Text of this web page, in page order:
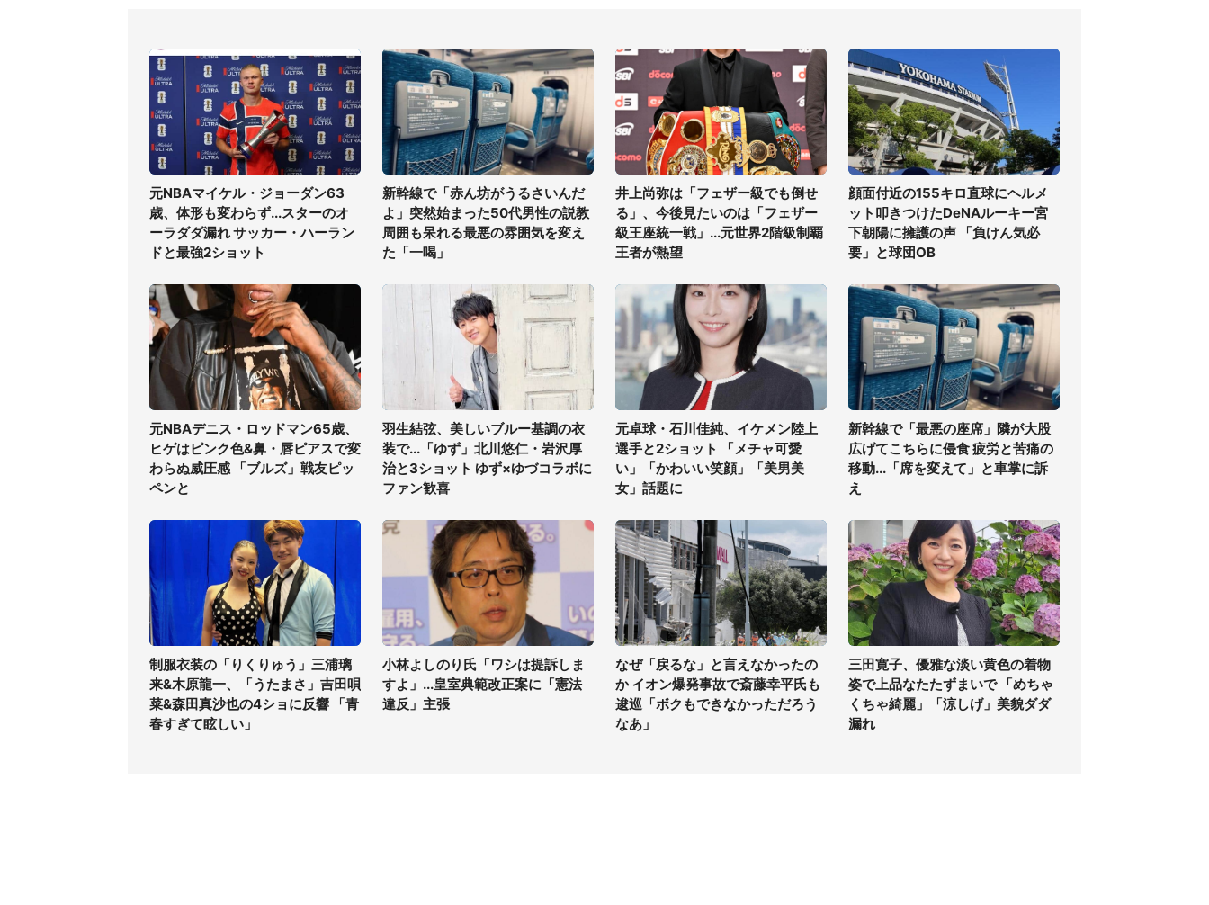
元NBAマイケル・ジョーダン63
歳、体形も変わらず...スターのオ
ーラダダ漏れ サッカー・ハーラン
ドと最強2ショット
新幹線で「赤ん坊がうるさいんだ
よ」突然始まった50代男性の説教
周囲も呆れる最悪の雰囲気を変え
た「一喝」
井上尚弥は「フェザー級でも倒せ
る」、今後見たいのは「フェザー
級王座統一戦」...元世界2階級制覇
王者が熱望
顔面付近の155キロ直球にヘルメ
ット叩きつけたDeNAルーキー宮
下朝陽に擁護の声 「負けん気必
要」と球団OB
元NBAデニス・ロッドマン65歳、
ヒゲはピンク色&鼻・唇ピアスで変
わらぬ威圧感 「ブルズ」戦友ピッ
ペンと
羽生結弦、美しいブルー基調の衣
装で...「ゆず」北川悠仁・岩沢厚
治と3ショット ゆず×ゆづコラボに
ファン歓喜
元卓球・石川佳純、イケメン陸上
選手と2ショット 「メチャ可愛
い」「かわいい笑顔」「美男美
女」話題に
新幹線で「最悪の座席」隣が大股
広げてこちらに侵食 疲労と苦痛の
移動...「席を変えて」と車掌に訴
え
制服衣装の「りくりゅう」三浦璃
来&木原龍一、「うたまさ」吉田唄
菜&森田真沙也の4ショに反響 「青
春すぎて眩しい」
小林よしのり氏「ワシは提訴しま
すよ」...皇室典範改正案に「憲法
違反」主張
なぜ「戻るな」と言えなかったの
か イオン爆発事故で斎藤幸平氏も
逡巡「ボクもできなかっただろう
なあ」
三田寛子、優雅な淡い黄色の着物
姿で上品なたたずまいで 「めちゃ
くちゃ綺麗」「涼しげ」美貌ダダ
漏れ